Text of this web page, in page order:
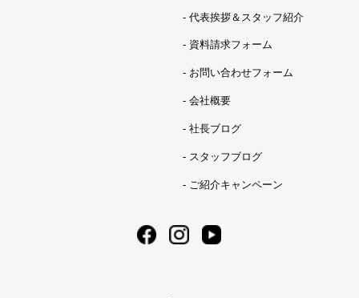
代表挨拶＆スタッフ紹介
資料請求フォーム
お問い合わせフォーム
会社概要
社長ブログ
スタッフブログ
ご紹介キャンペーン